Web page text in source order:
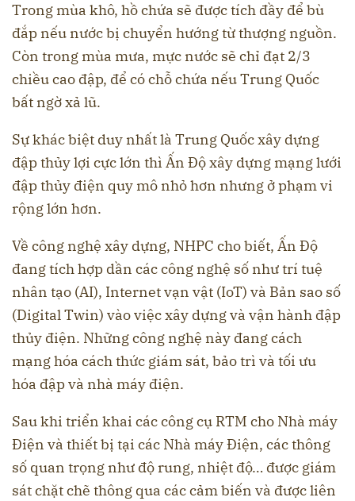
Trong mùa khô, hồ chứa sẽ được tích đầy để bù
đắp nếu nước bị chuyển hướng từ thượng nguồn.
Còn trong mùa mưa, mực nước sẽ chỉ đạt 2/3
chiều cao đập, để có chỗ chứa nếu Trung Quốc
bất ngờ xả lũ.
Sự khác biệt duy nhất là Trung Quốc xây dựng
đập thủy lợi cực lớn thì Ấn Độ xây dựng mạng lưới
đập thủy điện quy mô nhỏ hơn nhưng ở phạm vi
rộng lớn hơn.
Về công nghệ xây dựng, NHPC cho biết, Ấn Độ
đang tích hợp dần các công nghệ số như trí tuệ
nhân tạo (AI), Internet vạn vật (IoT) và Bản sao số
(Digital Twin) vào việc xây dựng và vận hành đập
thủy điện. Những công nghệ này đang cách
mạng hóa cách thức giám sát, bảo trì và tối ưu
hóa đập và nhà máy điện.
Sau khi triển khai các công cụ RTM cho Nhà máy
Điện và thiết bị tại các Nhà máy Điện, các thông
số quan trọng như độ rung, nhiệt độ… được giám
sát chặt chẽ thông qua các cảm biến và được liên